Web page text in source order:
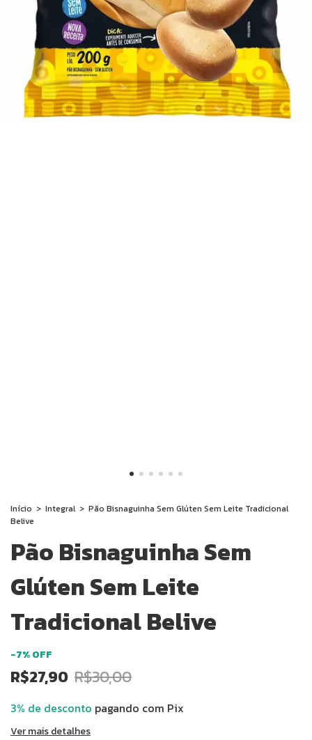
Início > Integral > Pão Bisnaguinha Sem Glúten Sem Leite Tradicional
Belive
Pão Bisnaguinha Sem
Glúten Sem Leite
Tradicional Belive
-7%OFF
R$27,90 R$30,00
3% de desconto pagando com Pix
Ver mais detalhes